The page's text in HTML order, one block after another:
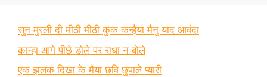
सुन मुरली दी मीठी मीठी कुक कन्हैया मैनु याद आवंदा
कान्हा आगे पीछे डोले पर राधा न बोले
एक झलक दिखा के मैया छवि छुपाले प्यारी